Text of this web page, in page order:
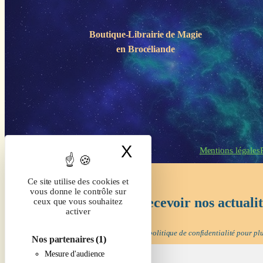
Ce site utilise des cookies et
vous donne le contrôle sur
ceux que vous souhaitez
activer
Nos partenaires(1)
Mesure d'audience
X Masquer le
Boutique-Librairie deMagie
en Brocéliande
Mentions légales
Inscrivez-vous pour recevoir nos
politique de confidentialité pour